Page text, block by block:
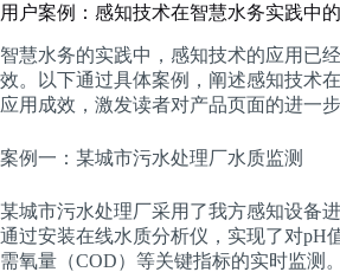
用户案例：感知技术在智慧水务实践中
智慧水务的实践中，感知技术的应用已
效。以下通过具体案例，阐述感知技术
应用成效，激发读者对产品页面的进一步
案例一：某城市污水处理厂水质监测
某城市污水处理厂采用了我方感知设备进
通过安装在线水质分析仪，实现了对pH
需氧量（COD）等关键指标的实时监测